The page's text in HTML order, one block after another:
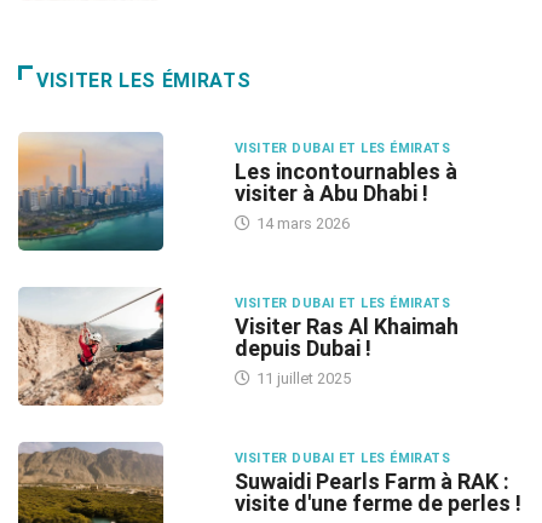
VISITER LES ÉMIRATS
VISITER DUBAI ET LES ÉMIRATS
Les incontournables à
visiter à Abu Dhabi !
14 mars 2026
VISITER DUBAI ET LES ÉMIRATS
Visiter Ras Al Khaimah
depuis Dubai !
11 juillet 2025
VISITER DUBAI ET LES ÉMIRATS
Suwaidi Pearls Farm à RAK :
visite d'une ferme de perles !